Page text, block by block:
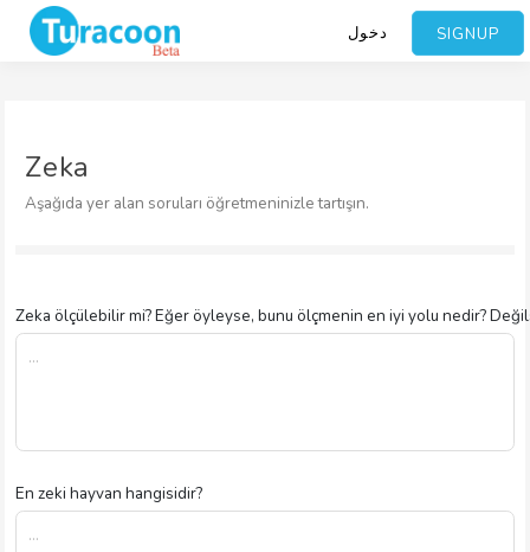
دخول SIGNUP
Zeka
Aşağıda yer alan soruları öğretmeninizle tartışın.
Zeka ölçülebilir mi? Eğer öyleyse, bunu ölçmenin en iyi yolu nedir?
En zeki hayvan hangisidir?